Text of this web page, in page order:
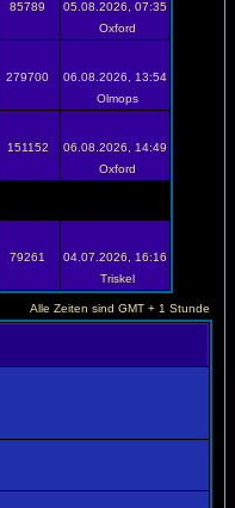
85789
05.08.2026, 07:35
Oxford
279700
06.08.2026, 13:54
Olmops
151152
06.08.2026, 14:49
Oxford
79261
04.07.2026, 16:16
Triskel
Alle Zeiten sind GMT + 1 Stunde